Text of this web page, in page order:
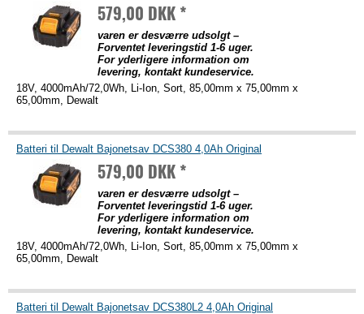
579,00 DKK *
varen er desværre udsolgt –
Forventet leveringstid 1-6 uger.
For yderligere information om
levering, kontakt kundeservice.
18V, 4000mAh/72,0Wh, Li-Ion, Sort, 85,00mm x 75,00mm x
65,00mm, Dewalt
Batteri til Dewalt Bajonetsav DCS380 4,0Ah Original
579,00 DKK *
varen er desværre udsolgt –
Forventet leveringstid 1-6 uger.
For yderligere information om
levering, kontakt kundeservice.
18V, 4000mAh/72,0Wh, Li-Ion, Sort, 85,00mm x 75,00mm x
65,00mm, Dewalt
Batteri til Dewalt Bajonetsav DCS380L2 4,0Ah Original